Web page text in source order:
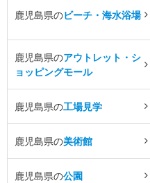
鹿児島県のビーチ・海水浴場
鹿児島県のアウトレット・シ
ョッピングモール
鹿児島県の工場見学
鹿児島県の美術館
鹿児島県の公園